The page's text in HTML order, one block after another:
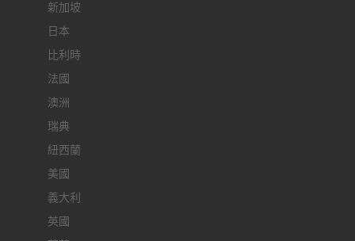
新加坡
日本
比利時
法國
澳洲
瑞典
紐西蘭
美國
義大利
英國